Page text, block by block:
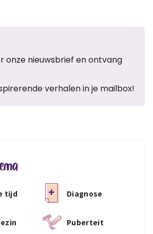
onze nieuwsbrief en ontvang
verhalen in je mailbox!
tijd Diagnose
Puberteit